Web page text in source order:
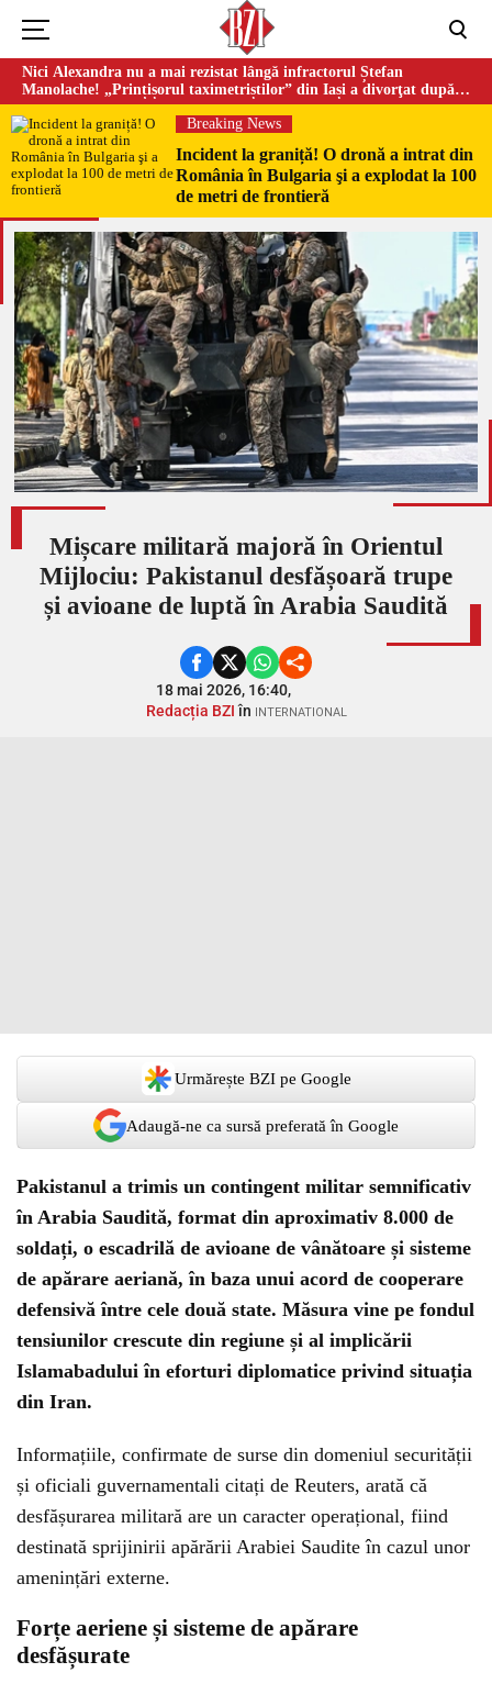
Nici Alexandra nu a mai rezistat lângă infractorul Ștefan
Manolache! „Prințișorul taximetriștilor” din Iași a divorţat după
doi ani de căsnicie
Breaking News
Incident la graniță! O dronă a intrat din
România în Bulgaria şi a explodat la 100
de metri de frontieră
Mișcare militară majoră în Orientul
Mijlociu: Pakistanul desfășoară trupe
și avioane de luptă în Arabia Saudită
18 mai 2026, 16:40,
Redacția BZIîn INTERNATIONAL
Urmărește BZI pe Google
Adaugă-ne ca sursă preferată în Google
Pakistanul a trimis un contingent militar semnificativ
în Arabia Saudită, format din aproximativ 8.000 de
soldați, o escadrilă de avioane de vânătoare și sisteme
de apărare aeriană, în baza unui acord de cooperare
defensivă între cele două state. Măsura vine pe fondul
tensiunilor crescute din regiune și al implicării
Islamabadului în eforturi diplomatice privind situația
din Iran.
Informațiile, confirmate de surse din domeniul securității
și oficiali guvernamentali citați de Reuters, arată că
desfășurarea militară are un caracter operațional, fiind
destinată sprijinirii apărării Arabiei Saudite în cazul unor
amenințări externe.
Forțe aeriene și sisteme de apărare
desfășurate